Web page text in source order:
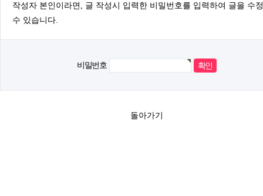
작성자 본인이라면, 글 작성시 입력한 비밀번호를 입력하여 글을 수
수 있습니다.
비밀번호
돌아가기